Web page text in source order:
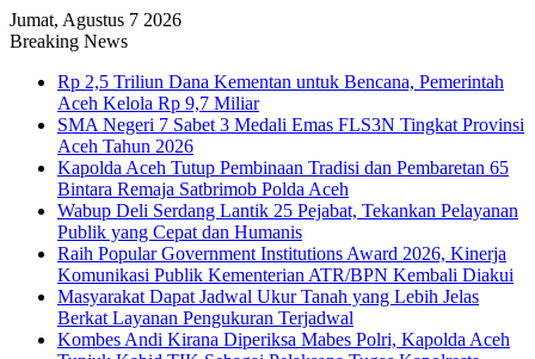
Jumat, Agustus 7 2026
Breaking News
Rp 2,5 Triliun Dana Kementan untuk Bencana, Pemerintah
Aceh Kelola Rp 9,7 Miliar
SMA Negeri 7 Sabet 3 Medali Emas FLS3N Tingkat Provinsi
Aceh Tahun 2026
Kapolda Aceh Tutup Pembinaan Tradisi dan Pembaretan 65
Bintara Remaja Satbrimob Polda Aceh
Wabup Deli Serdang Lantik 25 Pejabat, Tekankan Pelayanan
Publik yang Cepat dan Humanis
Raih Popular Government Institutions Award 2026, Kinerja
Komunikasi Publik Kementerian ATR/BPN Kembali Diakui
Masyarakat Dapat Jadwal Ukur Tanah yang Lebih Jelas
Berkat Layanan Pengukuran Terjadwal
Kombes Andi Kirana Diperiksa Mabes Polri, Kapolda Aceh